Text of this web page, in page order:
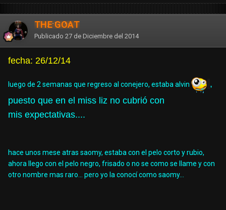
THE GOAT
Publicado 27 de Diciembre del 2014
fecha: 26/12/14
luego de 2 semanas que regreso al conejero, estaba alvin
,
puesto que en el miss liz no cubrió con
mis expectativas....
hace unos mese atras saomy, estaba con el pelo corto y rubio,
ahora llego con el pelo negro, frisado o no se como se llame y con
otro nombre mas raro... pero yo la conocí como saomy...